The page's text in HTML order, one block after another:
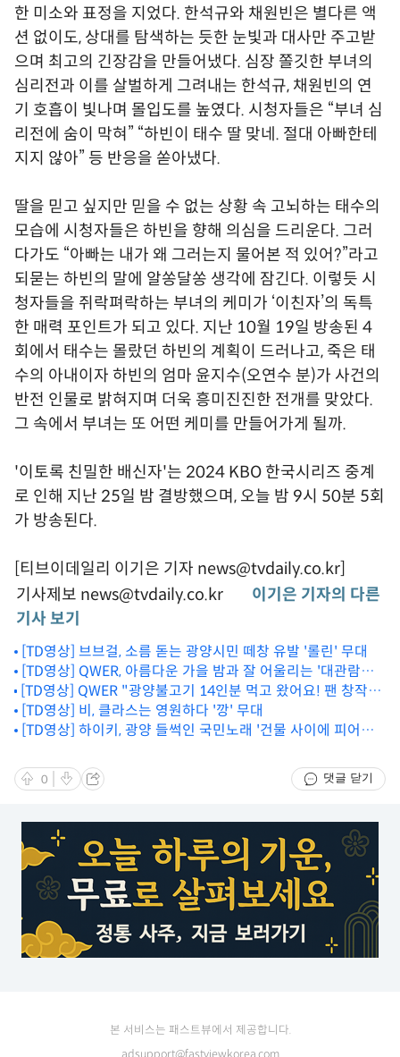
한 미소와 표정을 지었다. 한석규와 채원빈은 별다른 액
션 없이도, 상대를 탐색하는 듯한 눈빛과 대사만 주고받
으며 최고의 긴장감을 만들어냈다. 심장 쫄깃한 부녀의
심리전과 이를 살벌하게 그려내는 한석규, 채원빈의 연
기 호흡이 빛나며 몰입도를 높였다. 시청자들은 “부녀 심
리전에 숨이 막혀” “하빈이 태수 딸 맞네. 절대 아빠한테
지지 않아” 등 반응을 쏟아냈다.
딸을 믿고 싶지만 믿을 수 없는 상황 속 고뇌하는 태수의
모습에 시청자들은 하빈을 향해 의심을 드리운다. 그러
다가도 “아빠는 내가 왜 그러는지 물어본 적 있어?”라고
되묻는 하빈의 말에 알쏭달쏭 생각에 잠긴다. 이렇듯 시
청자들을 쥐락펴락하는 부녀의 케미가 ‘이친자’의 독특
한 매력 포인트가 되고 있다. 지난 10월 19일 방송된 4
회에서 태수는 몰랐던 하빈의 계획이 드러나고, 죽은 태
수의 아내이자 하빈의 엄마 윤지수(오연수 분)가 사건의
반전 인물로 밝혀지며 더욱 흥미진진한 전개를 맞았다.
그 속에서 부녀는 또 어떤 케미를 만들어가게 될까.
'이토록 친밀한 배신자'는 2024 KBO 한국시리즈 중계
로 인해 지난 25일 밤 결방했으며, 오늘 밤 9시 50분 5회
가 방송된다.
[티브이데일리 이기은 기자 news@tvdaily.co.kr]
기사제보 news@tvdaily.co.kr 이기은 기자의 다른
기사 보기
[TD영상] 브브걸, 소름 돋는 광양시민 떼창 유발 '롤린' 무대
[TD영상] QWER, 아름다운 가을 밤과 잘 어울리는 '대관람차'
무대
[TD영상] QWER "광양불고기 14인분 먹고 왔어요! 팬 창작 댄
스에 당황"
[TD영상] 비, 클라스는 영원하다 '깡' 무대
[TD영상] 하이키, 광양 들썩인 국민노래 '건물 사이에 피어난
0 댓글 닫기
본 서비스는 패스트뷰에서 제공합니다.